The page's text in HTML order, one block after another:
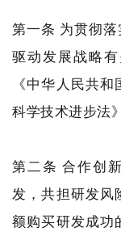
第一条 为贯彻
驱动发展战略
《中华人民共
科学技术进步法
第二条 合作创
发，共担研发风
额购买研发成功